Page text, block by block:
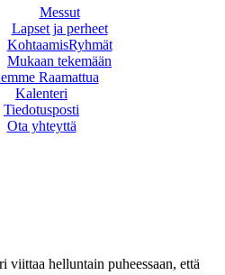
Messut
Lapset ja perheet
KohtaamisRyhmät
Mukaan tekemään
Raamattua
Kalenteri
Tiedotusposti
Ota yhteyttä
viittaa helluntain puheessaan, että